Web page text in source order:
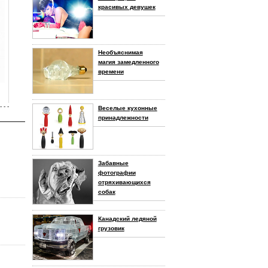
- -
красивых девушек
Необъяснимая
магия замедленного
времени
Веселые кухонные
принадлежности
Забавные
фотографии
отряхивающихся
собак
Канадский ледяной
грузовик